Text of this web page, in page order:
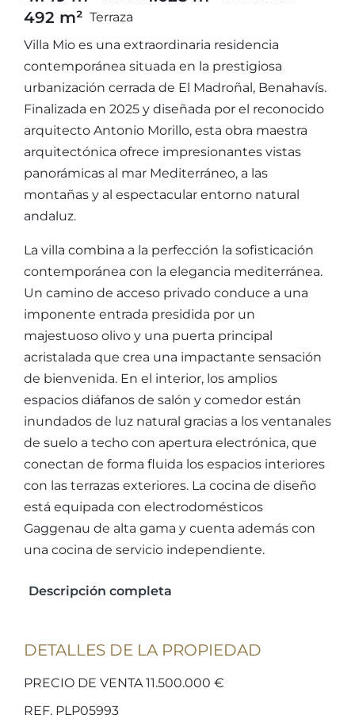
492 m² Terraza
Villa Mio es una extraordinaria residencia
contemporánea situada en la prestigiosa
urbanización cerrada de El Madroñal, Benahavís.
Finalizada en 2025 y diseñada por el reconocido
arquitecto Antonio Morillo, esta obra maestra
arquitectónica ofrece impresionantes vistas
panorámicas al mar Mediterráneo, a las
montañas y al espectacular entorno natural
andaluz.
La villa combina a la perfección la sofisticación
contemporánea con la elegancia mediterránea.
Un camino de acceso privado conduce a una
imponente entrada presidida por un
majestuoso olivo y una puerta principal
acristalada que crea una impactante sensación
de bienvenida. En el interior, los amplios
espacios diáfanos de salón y comedor están
inundados de luz natural gracias a los ventanales
de suelo a techo con apertura electrónica, que
conectan de forma fluida los espacios interiores
con las terrazas exteriores. La cocina de diseño
está equipada con electrodomésticos
Gaggenau de alta gama y cuenta además con
una cocina de servicio independiente.
Descripción completa
DETALLES DE LA PROPIEDAD
PRECIO DE VENTA 11.500.000 €
REF. PLP05993